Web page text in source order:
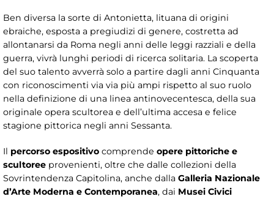
Ben diversa la sorte di Antonietta, lituana di origini
ebraiche, esposta a pregiudizi di genere, costretta ad
allontanarsi da Roma negli anni delle leggi razziali e della
guerra, vivrà lunghi periodi di ricerca solitaria. La scoperta
del suo talento avverrà solo a partire dagli anni Cinquanta
con riconoscimenti via via più ampi rispetto al suo ruolo
nella definizione di una linea antinovecentesca, della sua
originale opera scultorea e dell’ultima accesa e felice
stagione pittorica negli anni Sessanta.
Il percorso espositivo comprende opere pittoriche e
scultoree provenienti, oltre che dalle collezioni della
Sovrintendenza Capitolina, anche dalla Galleria Nazionale
d’Arte Moderna e Contemporanea, dai Musei Civici